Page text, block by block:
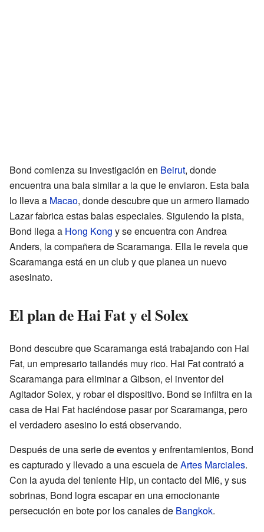
Bond comienza su investigación en Beirut, donde
encuentra una bala similar a la que le enviaron. Esta bala
lo lleva a Macao, donde descubre que un armero llamado
Lazar fabrica estas balas especiales. Siguiendo la pista,
Bond llega a Hong Kong y se encuentra con Andrea
Anders, la compañera de Scaramanga. Ella le revela que
Scaramanga está en un club y que planea un nuevo
asesinato.
El plan de Hai Fat y el Solex
Bond descubre que Scaramanga está trabajando con Hai
Fat, un empresario tailandés muy rico. Hai Fat contrató a
Scaramanga para eliminar a Gibson, el inventor del
Agitador Solex, y robar el dispositivo. Bond se infiltra en la
casa de Hai Fat haciéndose pasar por Scaramanga, pero
el verdadero asesino lo está observando.
Después de una serie de eventos y enfrentamientos, Bond
es capturado y llevado a una escuela deArtes Marciales.
Con la ayuda del teniente Hip, un contacto del MI6, y sus
sobrinas, Bond logra escapar en una emocionante
persecución en bote por los canales de Bangkok.